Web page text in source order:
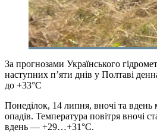
За прогнозами Українського
наступних п’яти днів у Полтаві
до +33°C
Понеділок, 14 липня, вночі та вдень
опадів. Температура повітря вночі
вдень — +29…+31°C.